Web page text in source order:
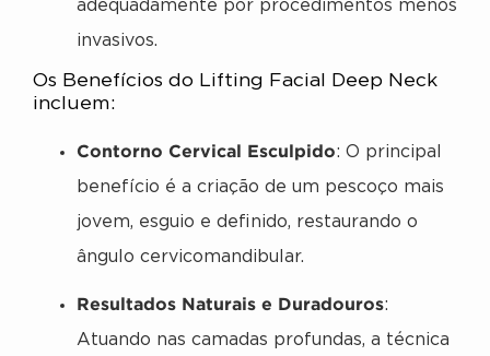
adequadamente por procedimentos menos
invasivos.
Os Benefícios do Lifting Facial Deep Neck
incluem:
Contorno Cervical Esculpido: O principal
benefício é a criação de um pescoço mais
jovem, esguio e definido, restaurando o
ângulo cervicomandibular.
Resultados Naturais e Duradouros:
Atuando nas camadas profundas, a técnica